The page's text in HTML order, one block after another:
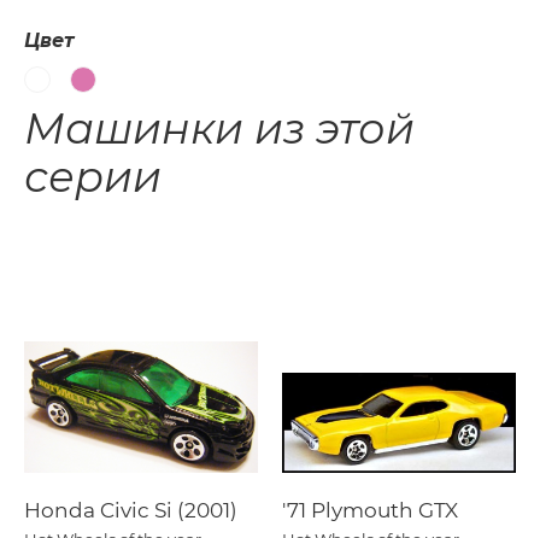
Цвет
Машинки из этой
серии
Honda Civic Si (2001) '71 Plymouth GTX